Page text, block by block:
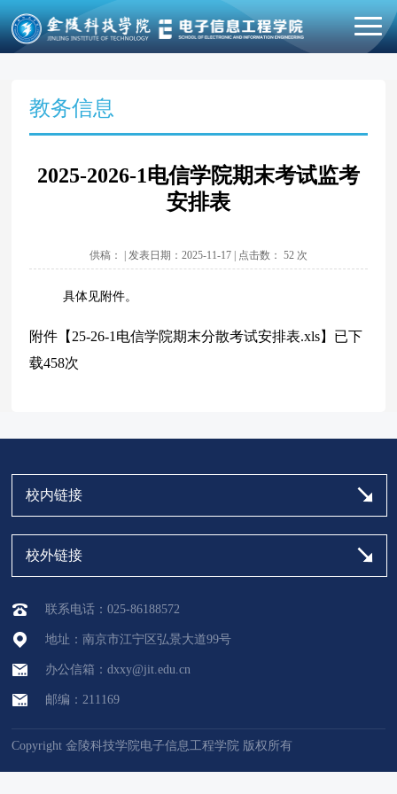
教务信息
2025-2026-1电信学院期末考试监考
安排表
供稿： | 发表日期：2025-11-17 | 点击数： 52次
具体见附件。
附件【 25-26-1电信学院期末分散考试安排表.xls】已下
载458次
校内链接
校外链接
联系电话：025-86188572
地址：南京市江宁区弘景大道99号
办公信箱：dxxy@jit.edu.cn
邮编：211169
Copyright 金陵科技学院电子信息工程学院 版权所有